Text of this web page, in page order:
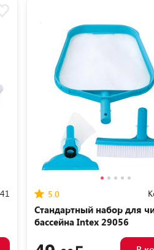
5.0
Стандартный набор для
бассейна Intex 29056